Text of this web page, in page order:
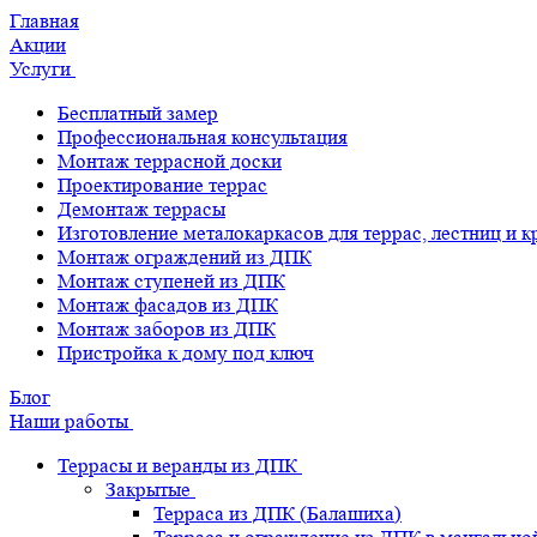
Главная
Акции
Услуги
Бесплатный замер
Профессиональная консультация
Монтаж террасной доски
Проектирование террас
Демонтаж террасы
Изготовление металокаркасов для террас, лестниц и
Монтаж ограждений из ДПК
Монтаж ступеней из ДПК
Монтаж фасадов из ДПК
Монтаж заборов из ДПК
Пристройка к дому под ключ
Блог
Наши работы
Террасы и веранды из ДПК
Закрытые
Терраса из ДПК (Балашиха)